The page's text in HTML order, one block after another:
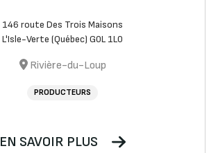
146 route Des Trois Maisons
L'Isle-Verte (Québec) G0L 1L0
Rivière-du-Loup
PRODUCTEURS
EN SAVOIR PLUS